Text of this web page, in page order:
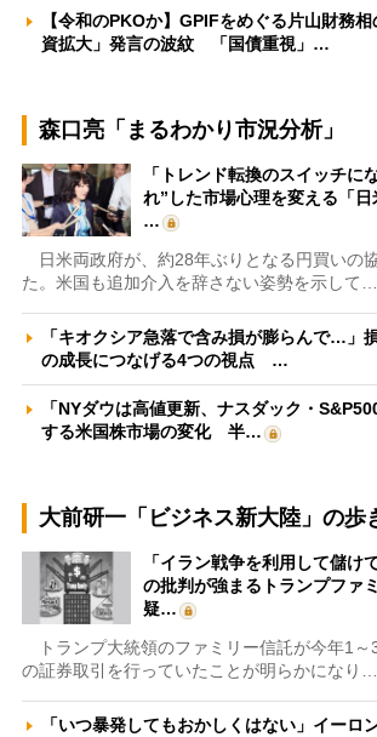
【令和のPKOか】GPIFをめぐる片山財務
資拡大」発言の波紋 「国債重視」…
森口亮「まるわかり市況分析」
「トレンド転換のスイッチに
れ”した市場心理を変える「日
…
日米両政府が、約28年ぶりとなる円買いの
た。米国も追加介入を辞さない姿勢を示して…
「キオクシア急落で含み損が膨らんで…」
の成長につなげる4つの視点 …
「NYダウは高値更新、ナスダック・
する米国株市場の変化 半…
大前研一「ビジネス新大陸」の歩
「イラン戦争を利用して儲け
の批判が強まるトランプファ
疑…
トランプ大統領のファミリー信託が今年1～
の証券取引を行っていたことが明らかになり…
「いつ暴発してもおかしくはない」イーロ